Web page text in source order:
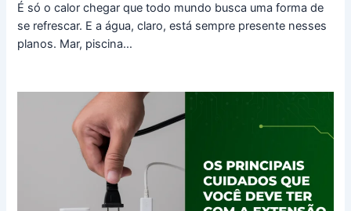
É só o calor chegar que todo mundo busca uma forma de
se refrescar. E a água, claro, está sempre presente nesses
planos. Mar, piscina…